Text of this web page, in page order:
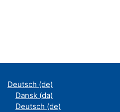
Deutsch ‎(de)‎
Dansk ‎(da)‎
Deutsch ‎(de)‎